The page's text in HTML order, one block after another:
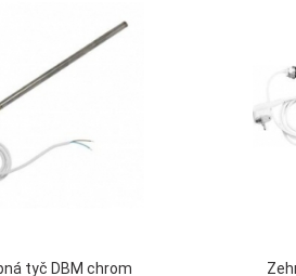
tyč DBM chrom